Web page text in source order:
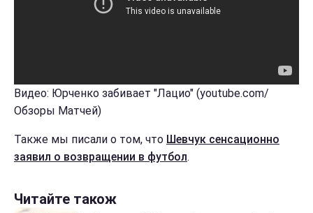
Видео: Юрченко забивает "Лацио" (youtube.com/
Обзоры Матчей)
Также мы писали о том, что Шевчук сенсационно
заявил о возвращении в футбол.
Читайте також